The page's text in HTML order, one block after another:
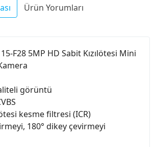
Ürün Yorumları
F28 5MP HD Sabit Kızılötesi Mini
görüntü
kesme filtresi (ICR)
180° dikey çevirmeyi